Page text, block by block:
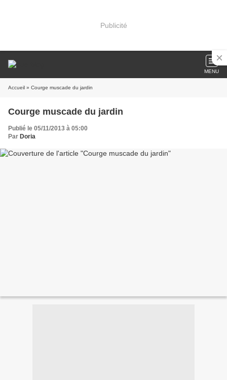
Publicité
MENU
Accueil » Courge muscade du jardin
Courge muscade du jardin
Publié le 05/11/2013 à 05:00
Par Doria